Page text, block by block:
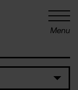
Menu